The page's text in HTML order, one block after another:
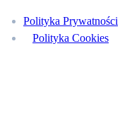
Polityka Prywatności
Polityka Cookies